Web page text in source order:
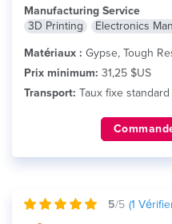
Manufacturing Service
3D Printing
Electronics
Matériaux : Gypse, Tough
Prix minimum: 31,25 $US
Transport: Taux fixe standard
5/5 (1